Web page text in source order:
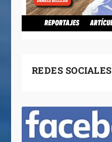
REDES SOCIALES